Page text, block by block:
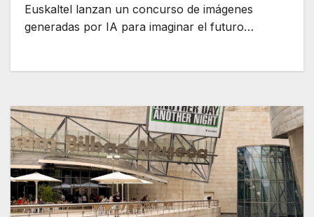
Euskaltel lanzan un concurso de imágenes
generadas por IA para imaginar el futuro…